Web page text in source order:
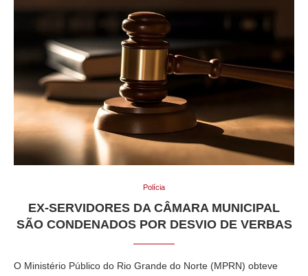
Polícia
EX-SERVIDORES DA CÂMARA MUNICIPAL
SÃO CONDENADOS POR DESVIO DE VERBAS
O Ministério Público do Rio Grande do Norte (MPRN) obteve